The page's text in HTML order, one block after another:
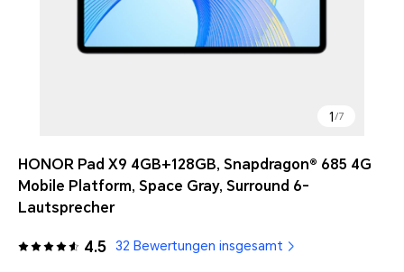
1 /7
HONOR Pad X9 4GB+128GB, Snapdragon® 685 4G
Mobile Platform, Space Gray, Surround 6-
Lautsprecher
4.5 32 Bewertungen insgesamt